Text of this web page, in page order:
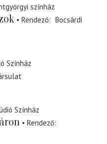
színház
Rendező
Bocsárdi
Színház
Színház
Rendező